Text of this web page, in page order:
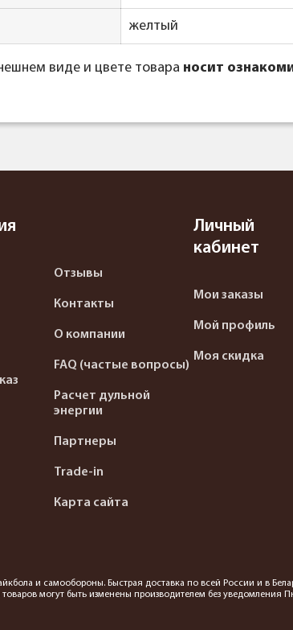
желтый
виде и цвете товара носит
Отзывы
Контакты
О компании
FAQ (частые вопросы)
Расчет дульной
энергии
Партнеры
Trade-in
Карта сайта
Личный
кабинет
Мои заказы
Мой профиль
Моя скидка
и самообороны. Быстрая доставка по всей России и в
могут быть изменены производителем без